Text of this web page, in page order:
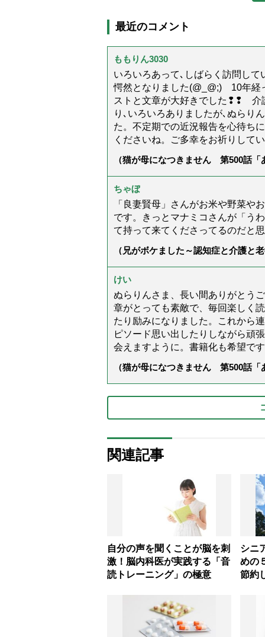
最近のコメント
ももりん3030
いろいろあって､しばらく訪問し
愕然となりました(@_@;) 10年経
ストと文章が大好きでした❢❢ 介
り､いろいろありましたが､ぬらり
た。不定期での近況報告を心待ち
くださいね。ご多幸をお祈りして
（猫が母になつきません 第500話「
ちゃぼ
「良妻賢母」さんがお米や野菜や
です。きっとマナミコさんが「う
て持って来てくださってるのだと
（兄がボケました～認知症と介護と
けい
ぬらりんさま、長い間ありがとう
章がとっても素敵で、毎回楽しく
たり励みになりました。これから
ピソード思い出したりしながら頑
会えますように。書籍化も希望で
（猫が母になつきません 第500話「
関連記事
自分の声を聞くことが脳を刺
激！脳内科医が実践する「音
読トレーニング」の極意
シニ
めの
節約